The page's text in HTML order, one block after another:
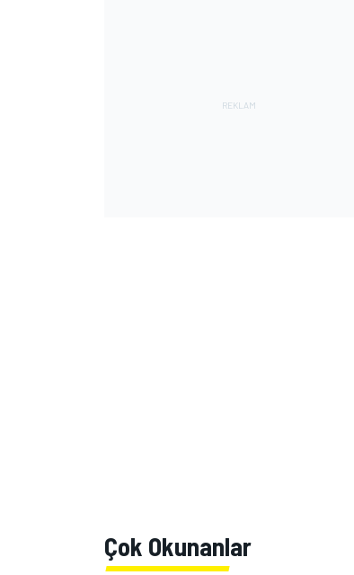
Çok Okunanlar